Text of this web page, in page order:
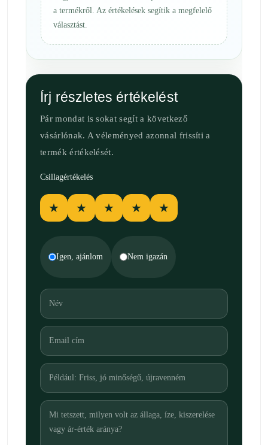
a termékről. Az értékelések segítik a megfelelő
választást.
Írj részletes értékelést
Pár mondat is sokat segít a következő
vásárlónak. A véleményed azonnal frissíti a
termék értékelését.
Csillagértékelés
★ ★ ★ ★ ★
Igen, ajánlom Nem igazán